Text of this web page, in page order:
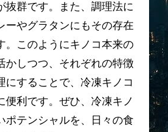
抜群です。また、調理法に
ーやグラタンにもその存在
。このようにキノコ本来の
かしつつ、それぞれの特徴
にすることで、冷凍キノコ
便利です。ぜひ、冷凍キノ
ポテンシャルを、日々の食